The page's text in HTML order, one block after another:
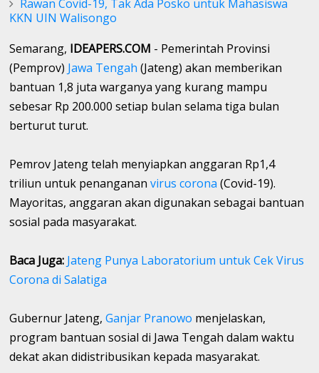
Rawan Covid-19, Tak Ada Posko untuk Mahasiswa
KKN UIN Walisongo
Semarang, IDEAPERS.COM - Pemerintah Provinsi
(Pemprov) Jawa Tengah(Jateng) akan memberikan
bantuan 1,8 juta warganya yang kurang mampu
sebesar Rp 200.000 setiap bulan selama tiga bulan
berturut turut.
Pemrov Jateng telah menyiapkan anggaran Rp1,4
triliun untuk penangananvirus corona (Covid-19).
Mayoritas, anggaran akan digunakan sebagai bantuan
sosial pada masyarakat.
Baca Juga: Jateng Punya Laboratorium untuk Cek Virus
Corona di Salatiga
Gubernur Jateng,Ganjar Pranowo menjelaskan,
program bantuan sosial di Jawa Tengah dalam waktu
dekat akan didistribusikan kepada masyarakat.